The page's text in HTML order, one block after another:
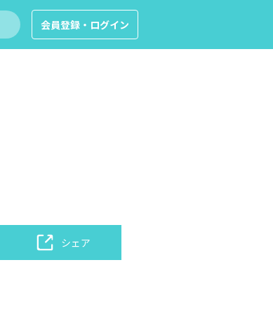
会員登録・ログイン
シェア